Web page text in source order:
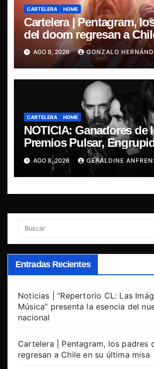
CARTELERA HOME
Cartelera | Pentagram,
del doom regresan a
última misa
AGO 8, 2026 GONZALO
CARTELERA HOME
NOTICIA: Ganadores de
Premios Pulsar,
presentan show
AGO 8, 2026 GERALDINE
Entradas Recientes
Noticias | “Repertorio CL: Las
Música” presenta la esencia del
nacional
Cartelera | Pentagram, los padres
regresan a Chile en su última misa